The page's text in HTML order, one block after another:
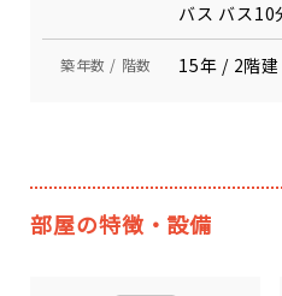
バス バス10
築年数 / 階数 15年 / 2階建
部屋の特徴・設備